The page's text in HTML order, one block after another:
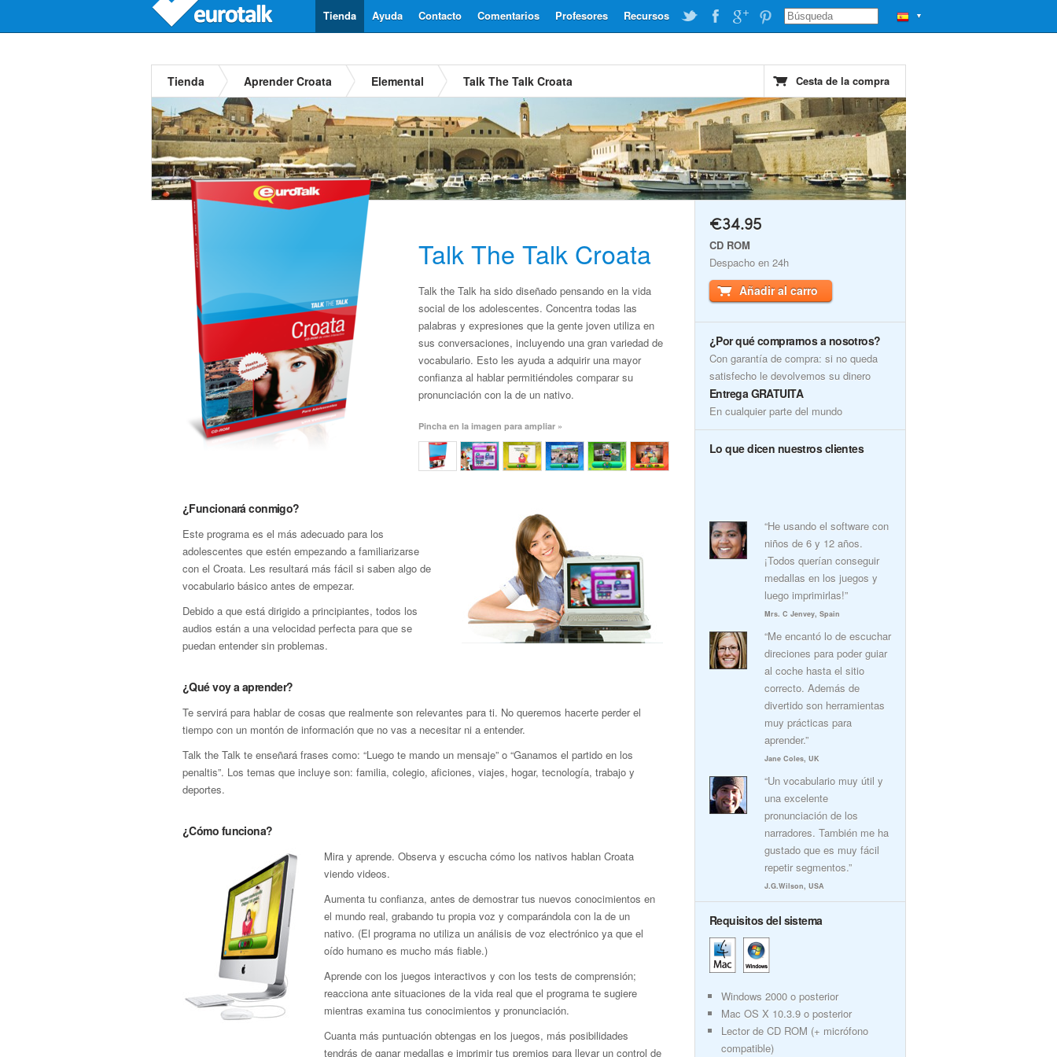
▼
Recursos
Profesores
Comentarios
Contacto
Ayuda
Tienda
Tienda Aprender Croata Elemental Talk The Talk Croata Cesta de la compra
Talk The Talk Croata
Talk the Talk ha sido diseñado pensando en la vida
social de los adolescentes. Concentra todas las
palabras y expresiones que la gente joven utiliza en
sus conversaciones, incluyendo una gran variedad de
vocabulario. Esto les ayuda a adquirir una mayor
confianza al hablar permitiéndoles comparar su
pronunciación con la de un nativo.
Pincha en la imagen para ampliar »
¿Funcionará conmigo?
Este programa es el más adecuado para los
adolescentes que estén empezando a familiarizarse
con el Croata. Les resultará más fácil si saben algo de
vocabulario básico antes de empezar.
Debido a que está dirigido a principiantes, todos los
audios están a una velocidad perfecta para que se
puedan entender sin problemas.
¿Qué voy a aprender?
Te servirá para hablar de cosas que realmente son relevantes para ti. No queremos hacerte perder el
tiempo con un montón de información que no vas a necesitar ni a entender.
Talk the Talk te enseñará frases como: “Luego te mando un mensaje” o “Ganamos el partido en los
penaltis”. Los temas que incluye son: familia, colegio, aficiones, viajes, hogar, tecnología, trabajo y
deportes.
¿Cómo funciona?
Mira y aprende. Observa y escucha cómo los nativos hablan Croata
viendo videos.
Aumenta tu confianza, antes de demostrar tus nuevos conocimientos en
el mundo real, grabando tu propia voz y comparándola con la de un
nativo. (El programa no utiliza un análisis de voz electrónico ya que el
oído humano es mucho más fiable.)
Aprende con los juegos interactivos y con los tests de comprensión;
reacciona ante situaciones de la vida real que el programa te sugiere
mientras examina tus conocimientos y pronunciación.
Cuanta más puntuación obtengas en los juegos, más posibilidades
tendrás de ganar medallas e imprimir tus premios para llevar un control de
€34.95
CD ROM
Despacho en 24h
Añadir al carro
¿Por qué comprarnos a nosotros?
Con garantía de compra: si no queda
satisfecho le devolvemos su dinero
Entrega GRATUITA
En cualquier parte del mundo
Lo que dicen nuestros clientes
“He usando el software con
niños de 6 y 12 años.
¡Todos querían conseguir
medallas en los juegos y
luego imprimirlas!”
Mrs. C Jenvey, Spain
“Me encantó lo de escuchar
direciones para poder guiar
al coche hasta el sitio
correcto. Además de
divertido son herramientas
muy prácticas para
aprender.”
Jane Coles, UK
“Un vocabulario muy útil y
una excelente
pronunciación de los
narradores. También me ha
gustado que es muy fácil
repetir segmentos.”
J.G.Wilson, USA
Requisitos del sistema
Windows 2000 o posterior
Mac OS X 10.3.9 o posterior
Lector de CD ROM (+ micrófono
compatible)